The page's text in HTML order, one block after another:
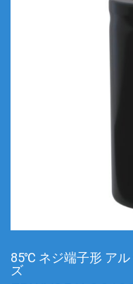
85℃ ネジ端子形 アル
ズ